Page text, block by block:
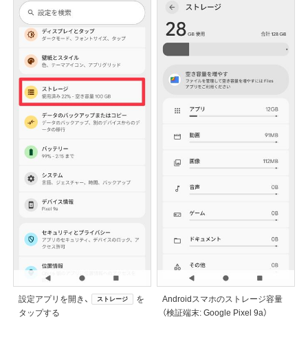
設定アプリを開き、 ストレージ
を
タップする
Androidスマホのストレージ容量
（検証端末: Google Pixel 9a）